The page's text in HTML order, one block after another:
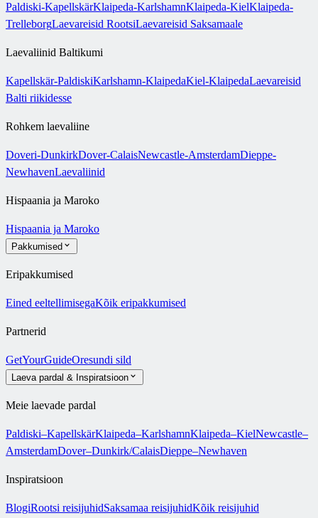
Paldiski-KapellskärKlaipeda-KarlshamnKlaipeda-KielKlaipeda-
TrelleborgLaevareisid RootsiLaevareisid Saksamaale
Laevaliinid Baltikumi
Kapellskär-PaldiskiKarlshamn-KlaipedaKiel-KlaipedaLaevareisid
Balti riikidesse
Rohkem laevaliine
Doveri-DunkirkDover-CalaisNewcastle-AmsterdamDieppe-
NewhavenLaevaliinid
Hispaania ja Maroko
Hispaania ja Maroko
Pakkumised
Eripakkumised
Eined eeltellimisegaKõik eripakkumised
Partnerid
GetYourGuideOresundi sild
Laeva pardal & Inspiratsioon
Meie laevade pardal
Paldiski–KapellskärKlaipeda–KarlshamnKlaipeda–KielNewcastle–
AmsterdamDover–Dunkirk/CalaisDieppe–Newhaven
Inspiratsioon
BlogiRootsi reisijuhidSaksamaa reisijuhidKõik reisijuhid